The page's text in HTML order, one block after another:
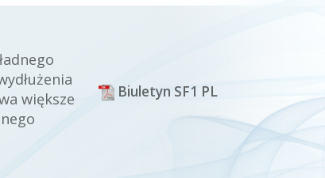
większe
Biuletyn SF1 PL